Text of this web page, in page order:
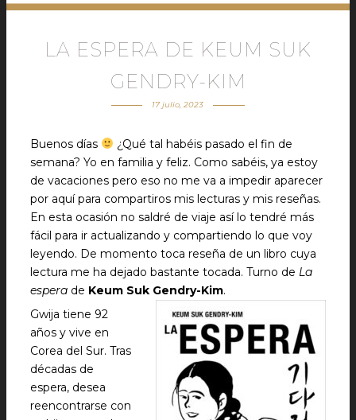
LA ESPERA DE KEUM SUK
GENDRY-KIM
17 julio, 2023
Buenos días
¿Qué tal habéis pasado el fin de
semana? Yo en familia y feliz. Como sabéis, ya estoy
de vacaciones pero eso no me va a impedir aparecer
por aquí para compartiros mis lecturas y mis reseñas.
En esta ocasión no saldré de viaje así lo tendré más
fácil para ir actualizando y compartiendo lo que voy
leyendo. De momento toca reseña de un libro cuya
lectura me ha dejado bastante tocada. Turno de La
espera de Keum Suk Gendry-Kim.
Gwija tiene 92
años y vive en
Corea del Sur. Tras
décadas de
espera, desea
reencontrarse con